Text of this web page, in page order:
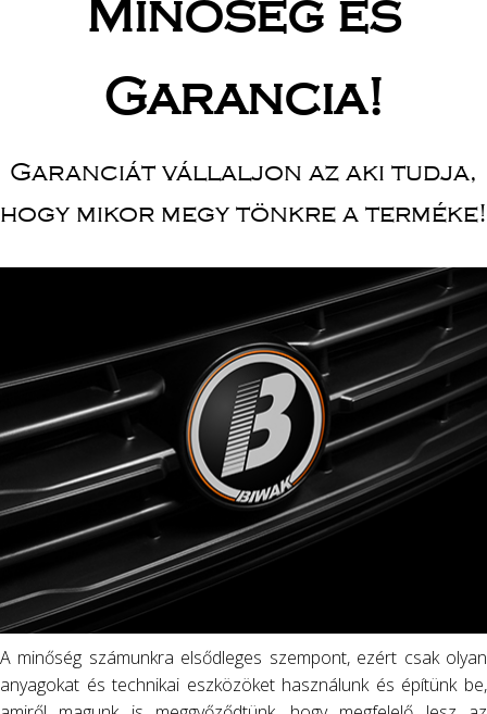
Minőség és
Garancia!
Garanciát vállaljon az aki tudja,
hogy mikor megy tönkre a terméke!
A minőség számunkra elsődleges szempont, ezért csak olyan
anyagokat és technikai eszközöket használunk és építünk be,